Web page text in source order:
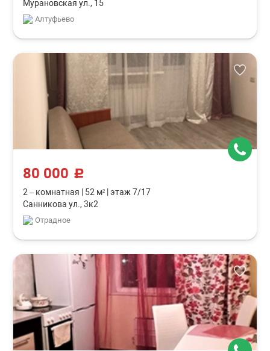
Мурановская ул., 15
Алтуфьево
80 000 c
2 – комнатная 52 м² этаж 7/17
Санникова ул., 3к2
Отрадное